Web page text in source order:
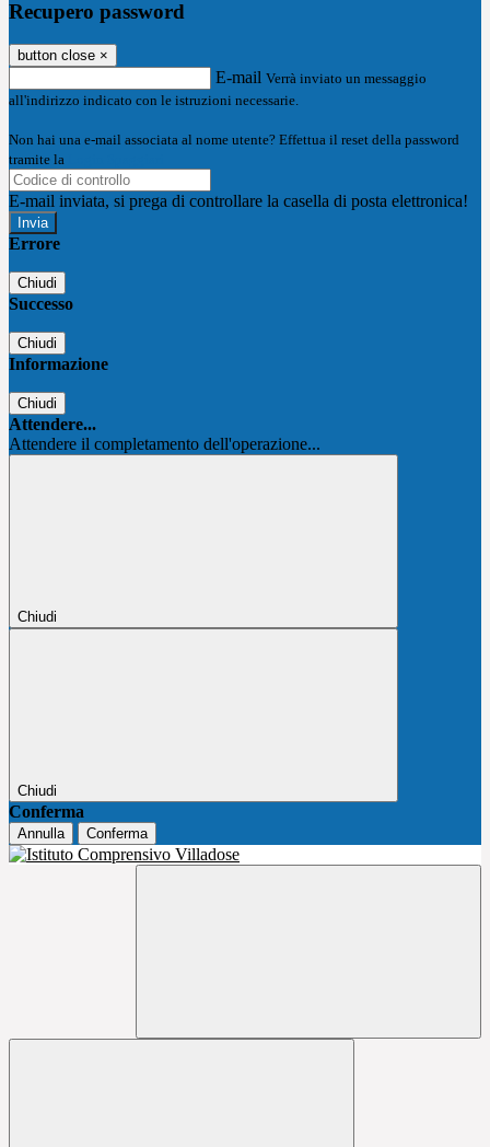
Recupero password
button close ×
E-mail Verrà inviato un messaggio
all'indirizzo indicato con le istruzioni necessarie.
Non hai una e-mail associata al nome utente? Effettua il reset della password
tramite la
E-mail inviata, si prega di controllare la casella di posta elettronica!
Errore
Chiudi
Successo
Chiudi
Informazione
Chiudi
Attendere...
Attendere il completamento dell'operazione...
Chiudi
Chiudi
Conferma
Annulla Conferma